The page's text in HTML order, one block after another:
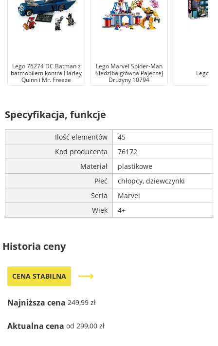
Lego 76274 DC Batman z
batmobilem kontra Harley
Quinn i Mr. Freeze
Lego Marvel Spider-Man
Siedziba główna Pajęczej
Drużyny 10794
Lego
Specyfikacja, funkcje
Ilość elementów
45
Kod producenta
76172
Materiał
plastikowe
Płeć
chłopcy, dziewczynki
Seria
Marvel
Wiek
4+
Historia ceny
CENA STABILNA trending_flat
Najniższa cena 249,99 zł
Aktualna cena od 299,00 zł